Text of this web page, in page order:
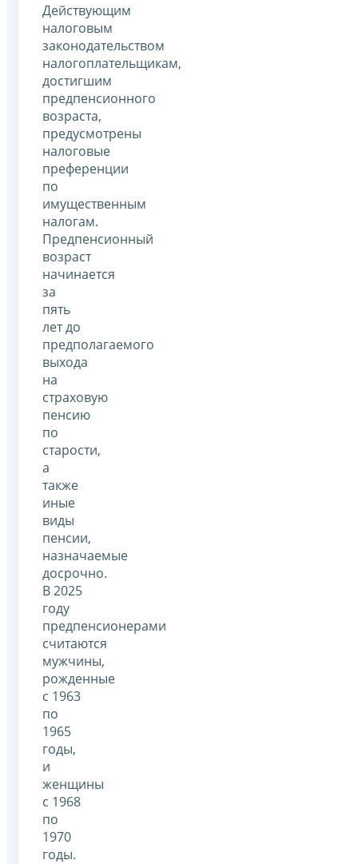
Действующим
налоговым
законодательством
налогоплательщикам,
достигшим
предпенсионного
возраста,
предусмотрены
налоговые
преференции
по
имущественным
налогам.
Предпенсионный
возраст
начинается
за
пять
лет до
предполагаемого
выхода
на
страховую
пенсию
по
старости,
а
также
иные
виды
пенсии,
назначаемые
досрочно.
В 2025
году
предпенсионерами
считаются
мужчины,
рожденные
с 1963
по
1965
годы,
и
женщины
с 1968
по
1970
годы.